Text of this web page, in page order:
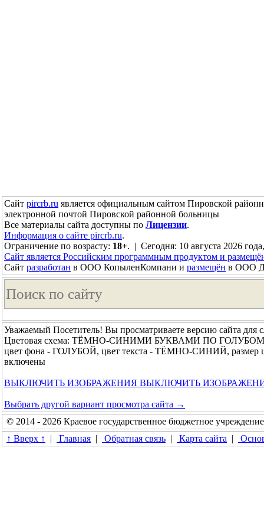
Сайт pircrb.ru является официальным сайтом Пировской
электронной почтой Пировской районной больницы
Все материалы сайта доступны по Лицензии.
Информация о сайте pircrb.ru.
Ограничение по возрасту: 18+. | Сегодня: 10 августа 2026
Сайт является Российским программным продуктом и
Сайт разработан в ООО КопыленКомпани и размещён в ООО
Уважаемый Посетитель! Вы просматриваете версию сайта для
Цветовая схема: ТЁМНО-СИНИМИ БУКВАМИ ПО
цвет фона - ГОЛУБОЙ, цвет текста - ТЁМНО-СИНИЙ,
включены
ВЫКЛЮЧИТЬ ИЗОБРАЖЕНИЯ ВЫКЛЮЧИТЬ
Выбрать другой вариант просмотра сайта →
© 2014 - 2026 Краевое государственное бюджетное
↑ Вверх ↑
| Главная | Обратная связь | Карта сайта |